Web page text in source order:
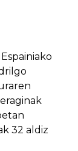
32 aldiz